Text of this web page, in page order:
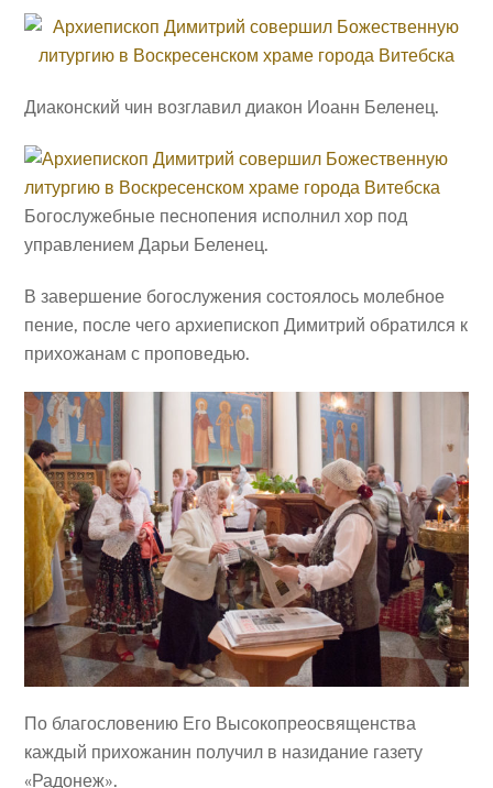
Диаконский чин возглавил диакон Иоанн Беленец.
Богослужебные песнопения исполнил хор под
управлением Дарьи Беленец.
В завершение богослужения состоялось молебное
пение, после чего архиепископ Димитрий обратился к
прихожанам с проповедью.
По благословению Его Высокопреосвященства
каждый прихожанин получил в назидание газету
«Радонеж».